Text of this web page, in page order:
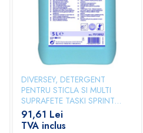
DIVERSEY, DETERGENT
PENTRU STICLA SI MULTI
SUPRAFETE TASKI SPRINT
GLASS, 5L
91,61 Lei
TVA inclus